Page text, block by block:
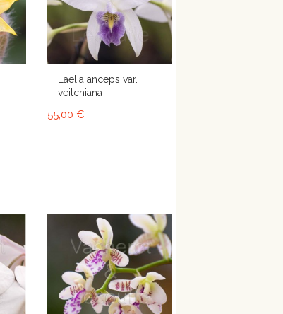
Laelia anceps var.
veitchiana
55,00 €